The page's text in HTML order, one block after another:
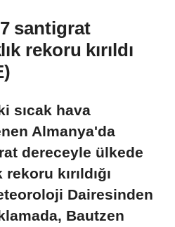
santigrat
rekoru kırıldı
sıcak hava
Almanya'da
dereceyle ülkede
kırıldığı
Dairesinden
Bautzen